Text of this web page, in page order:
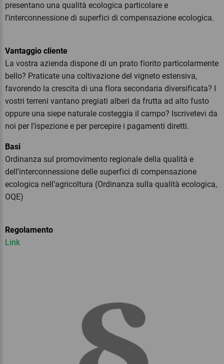
presentano una qualità ecologica particolare e
l’interconnessione di superfici di compensazione ecologica.
Vantaggio cliente
La vostra azienda dispone di un prato fiorito particolarmente
bello? Praticate una coltivazione del vigneto estensiva,
favorendo la crescita di una flora secondaria diversificata? I
vostri terreni vantano pregiati alberi da frutta ad alto fusto
oppure una siepe naturale costeggia il campo? Iscrivetevi da
noi per l’ispezione e per percepire i pagamenti diretti.
Basi
Ordinanza sul promovimento regionale della qualità e
dell’interconnessione delle superfici di compensazione
ecologica nell’agricoltura (Ordinanza sulla qualità ecologica,
OQE)
Regolamento
Link